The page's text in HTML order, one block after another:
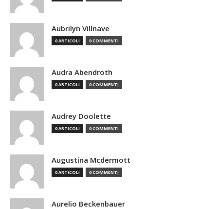
Aubrilyn Villnave
0 ARTICOLI 0 COMMENTI
Audra Abendroth
0 ARTICOLI 0 COMMENTI
Audrey Doolette
0 ARTICOLI 0 COMMENTI
Augustina Mcdermott
0 ARTICOLI 0 COMMENTI
Aurelio Beckenbauer